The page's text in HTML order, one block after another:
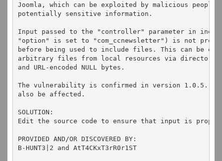
Joomla, which can be exploited by malicious people
potentially sensitive information.
Input passed to the "controller" parameter in
"option" is set to "com_ccnewsletter") is not
before being used to include files. This can be
arbitrary files from local resources via directory
and URL-encoded NULL bytes.
The vulnerability is confirmed in version 1.0.5.
also be affected.
SOLUTION:
Edit the source code to ensure that input is
PROVIDED AND/OR DISCOVERED BY:
B-HUNT3|2 and AtT4CKxT3rR0r1ST